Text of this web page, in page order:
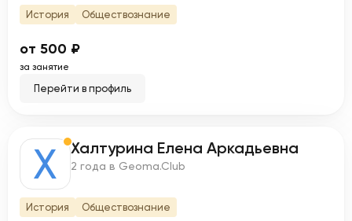
История Обществознание
от 500 ₽
за занятие
Перейти в профиль
Х Халтурина Елена Аркадьевна
2 года в Geoma.Club
История Обществознание